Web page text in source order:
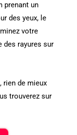
prenant un
des yeux, le
votre
des rayures sur
rien de mieux
trouverez sur